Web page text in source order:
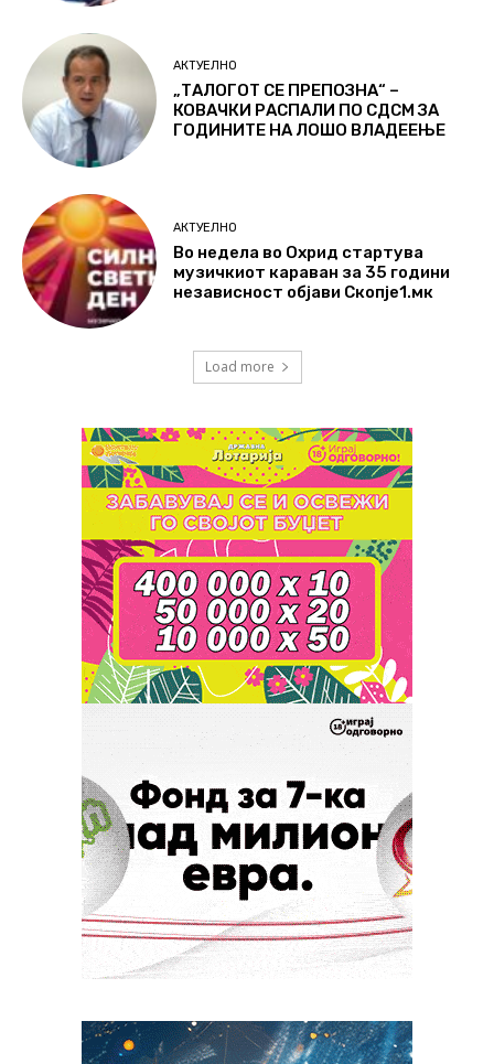
АКТУЕЛНО
„ТАЛОГОТ СЕ ПРЕПОЗНА“ –
КОВАЧКИ РАСПАЛИ ПО СДСМ ЗА
ГОДИНИТЕ НА ЛОШО ВЛАДЕЕЊЕ
АКТУЕЛНО
Во недела во Охрид стартува
музичкиот караван за 35 години
независност објави Скопје1.мк
Load more